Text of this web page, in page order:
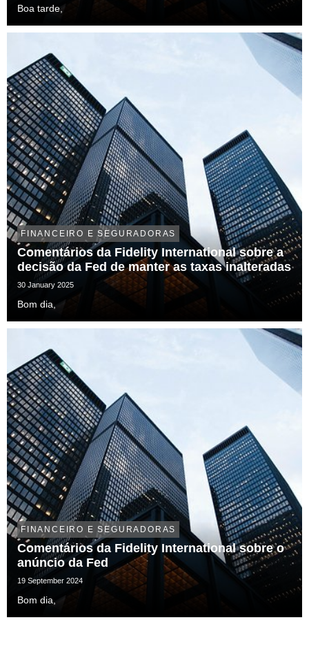
Boa tarde,
FINANCEIRO E SEGURADORAS
Comentários da Fidelity International sobre a
decisão da Fed de manter as taxas inalteradas
30 January 2025
Bom dia,
FINANCEIRO E SEGURADORAS
Comentários da Fidelity International sobre o
anúncio da Fed
19 September 2024
Bom dia,